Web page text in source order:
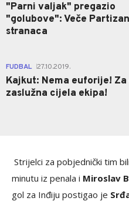
"Parni valjak" pregazio
"golubove": Veče
stranaca
FUDBAL 27.10.2019.
Kajkut: Nema euforije!
zaslužna cijela ekipa!
Strijelci za pobjednički tim
minutu iz penala i Miroslav
gol za Inđiju postigao je